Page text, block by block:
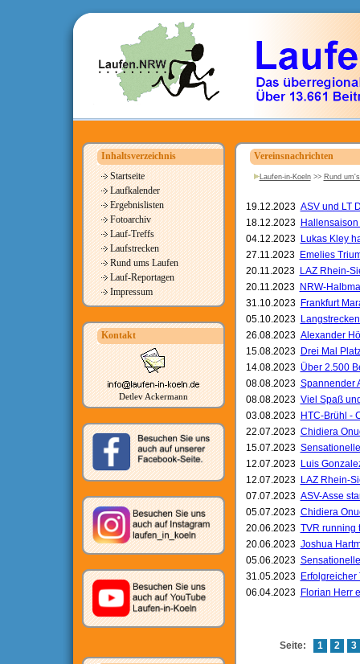
Inhaltsverzeichnis
Startseite
Laufkalender
Ergebnislisten
Fotoarchiv
Lauf-Treffs
Laufstrecken
Rund ums Laufen
Lauf-Reportagen
Impressum
Kontakt
Detlev Ackermann
Vereinsnachrichten
Laufen-in-Koeln>> Rund
19.12.2023 ASV und LT
18.12.2023
04.12.2023
Lukas Kley
27.11.2023
Emelies
20.11.2023
LAZ Rhein-
20.11.2023
NRW-
31.10.2023
Frankfurt
05.10.2023
26.08.2023 Alexander
15.08.2023
Drei Mal
14.08.2023 Über 2.500
08.08.2023 Spannender
08.08.2023 Viel Spaß
03.08.2023
HTC-Brühl -
22.07.2023 Chidiera
15.07.2023
12.07.2023
Luis
12.07.2023
LAZ Rhein-
07.07.2023 ASV-Asse
05.07.2023 Chidiera
20.06.2023 TVR running
20.06.2023 Joshua
05.06.2023
31.05.2023
Erfolgreicher
06.04.2023
Florian Herr
Seite: 1 2 3